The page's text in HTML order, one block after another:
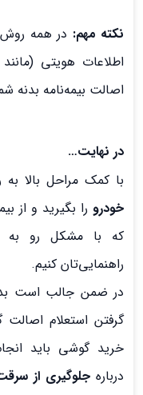
نکته مهم: در همه
اطلاعات هویتی
اصالت بیمه‌نامه بدنه
در نهایت…
با کمک مراحل بالا به
خودرو را بگیرید و از
که با مشکل رو به
راهنمایی‌تان کنیم.
در ضمن جالب است
گرفتن استعلام
خرید گوشی باید
درباره جلوگیری از